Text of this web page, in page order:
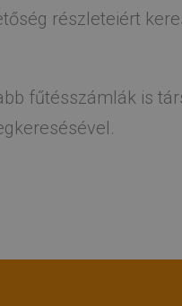
részleteiért
fűtésszámlák is